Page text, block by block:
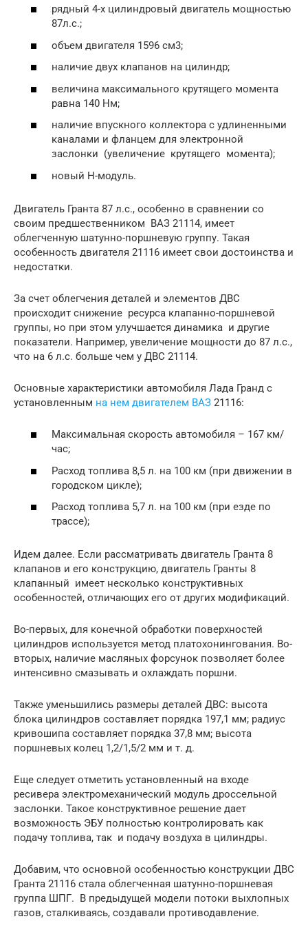
рядный 4-х цилиндровый двигатель мощностью
87л.с.;
объем двигателя 1596 см3;
наличие двух клапанов на цилиндр;
величина максимального крутящего момента
равна 140 Нм;
наличие впускного коллектора с удлиненными
каналами и фланцем для электронной
заслонки (увеличение крутящего момента);
новый Н-модуль.
Двигатель Гранта 87 л.с., особенно в сравнении со
своим предшественником ВАЗ 21114, имеет
облегченную шатунно-поршневую группу. Такая
особенность двигателя 21116 имеет свои достоинства и
недостатки.
За счет облегчения деталей и элементов ДВС
происходит снижение ресурса клапанно-поршневой
группы, но при этом улучшается динамика и другие
показатели. Например, увеличение мощности до 87 л.с.,
что на 6 л.с. больше чем у ДВС 21114.
Основные характеристики автомобиля Лада Гранд с
установленным на нем двигателем ВАЗ 21116:
Максимальная скорость автомобиля – 167 км/
час;
Расход топлива 8,5 л. на 100 км (при движении в
городском цикле);
Расход топлива 5,7 л. на 100 км (при езде по
трассе);
Идем далее. Если рассматривать двигатель Гранта 8
клапанов и его конструкцию, двигатель Гранты 8
клапанный имеет несколько конструктивных
особенностей, отличающих его от других модификаций.
Во-первых, для конечной обработки поверхностей
цилиндров используется метод платохонингования. Во-
вторых, наличие масляных форсунок позволяет более
интенсивно смазывать и охлаждать поршни.
Также уменьшились размеры деталей ДВС: высота
блока цилиндров составляет порядка 197,1 мм; радиус
кривошипа составляет порядка 37,8 мм; высота
поршневых колец 1,2/1,5/2 мм и т. д.
Еще следует отметить установленный на входе
ресивера электромеханический модуль дроссельной
заслонки. Такое конструктивное решение дает
возможность ЭБУ полностью контролировать как
подачу топлива, так и подачу воздуха в цилиндры.
Добавим, что основной особенностью конструкции ДВС
Гранта 21116 стала облегченная шатунно-поршневая
группа ШПГ. В предыдущей модели потоки выхлопных
газов, сталкиваясь, создавали противодавление.